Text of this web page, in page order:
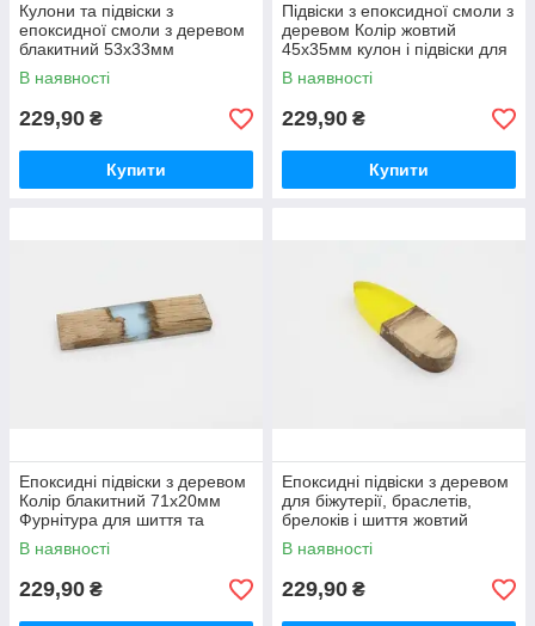
Кулони та підвіски з
епоксидної смоли з деревом
блакитний 53х33мм
Фурнітура для біжутерії /
Кулони та підвіски з
В наявності
229,90 ₴
Купити
Підвіски з епоксидної смоли з
деревом Колір жовтий
45х35мм кулон і підвіски для
брелків / Підвіски з
епоксидної смоли з деревом
В наявності
229,90 ₴
Купити
Епоксидні підвіски з деревом
Колір блакитний 71х20мм
Фурнітура для шиття та
рукоділля / Епоксидні підвіски
з деревом Колір
В наявності
229,90 ₴
Епоксидні підвіски з деревом
для біжутерії, браслетів,
брелоків і шиття жовтий
65х19мм / Епоксидні підвіски
з деревом для
В наявності
229,90 ₴